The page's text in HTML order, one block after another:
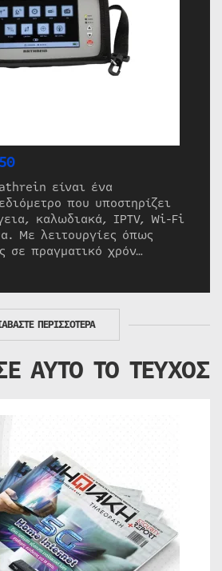
είναι ένα
που υποστηρίζει
καλωδιακά, IPTV, Wi-Fi
Με λειτουργίες όπως
σε πραγματικό χρόν…
ΠΕΡΙΣΣΟΤΕΡΑ
ΑΥΤΟ ΤΟ ΤΕΥΧΟΣ